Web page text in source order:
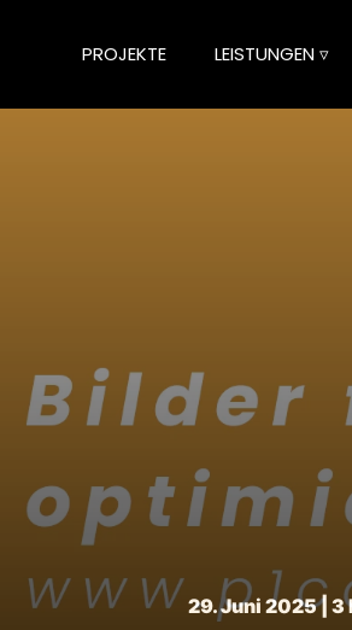
PROJEKTE LEISTUNGEN ▿
29. Juni 2025 | 3